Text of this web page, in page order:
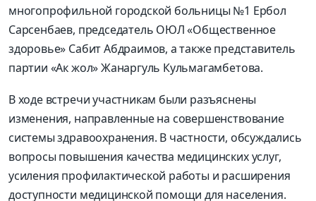
многопрофильной городской больницы №1 Ербол
Сарсенбаев, председатель ОЮЛ «Общественное
здоровье» Сабит Абдраимов, а также представитель
партии «Ак жол» Жанаргуль Кульмагамбетова.
В ходе встречи участникам были разъяснены
изменения, направленные на совершенствование
системы здравоохранения. В частности, обсуждались
вопросы повышения качества медицинских услуг,
усиления профилактической работы и расширения
доступности медицинской помощи для населения.